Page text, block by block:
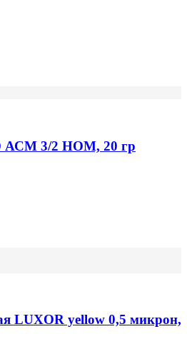
АСМ 3/2 НОМ, 20 гр
LUXOR yellow 0,5 микрон,